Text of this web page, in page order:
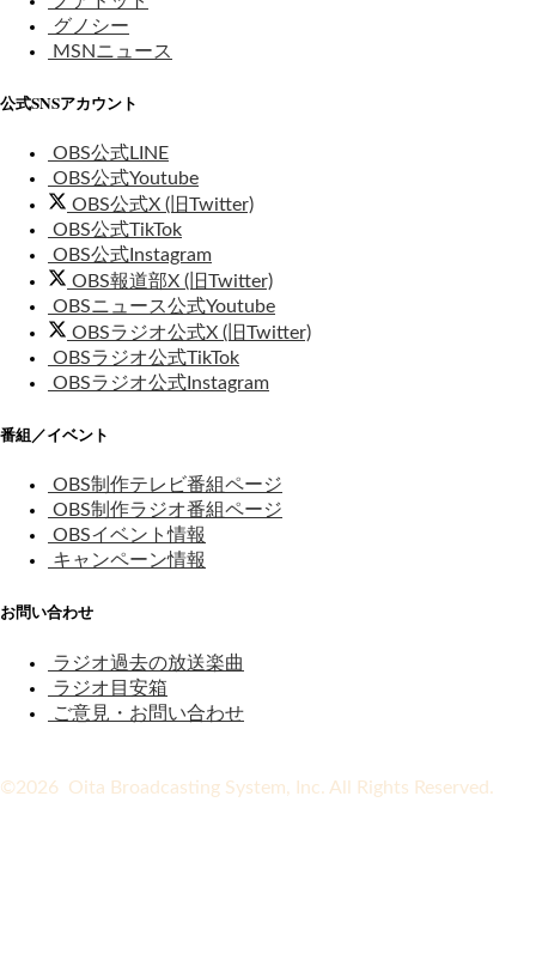
グノシー
MSNニュース
公式SNSアカウント
OBS公式LINE
OBS公式Youtube
OBS公式X (旧Twitter)
OBS公式TikTok
OBS公式Instagram
OBS報道部X (旧Twitter)
OBSニュース公式Youtube
OBSラジオ公式X (旧Twitter)
OBSラジオ公式TikTok
OBSラジオ公式Instagram
番組／イベント
OBS制作テレビ番組ページ
OBS制作ラジオ番組ページ
OBSイベント情報
キャンペーン情報
お問い合わせ
ラジオ過去の放送楽曲
ラジオ目安箱
ご意見・お問い合わせ
©2026 Oita Broadcasting System, Inc. All Rights Reserved.